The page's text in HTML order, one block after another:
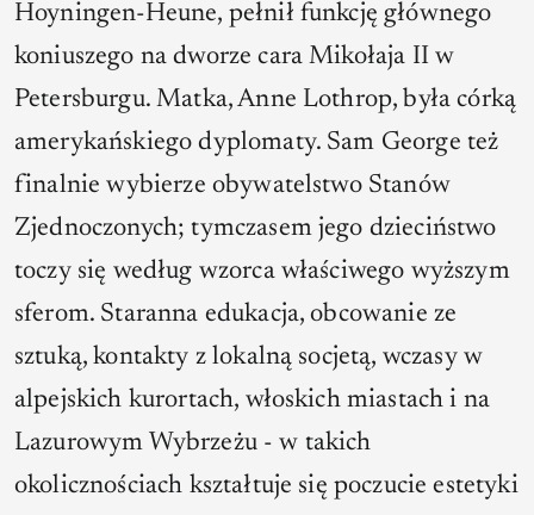
Hoyningen-Heune, pełnił funkcję głównego
koniuszego na dworze cara Mikołaja II w
Petersburgu. Matka, Anne Lothrop, była córką
amerykańskiego dyplomaty. Sam George też
finalnie wybierze obywatelstwo Stanów
Zjednoczonych; tymczasem jego dzieciństwo
toczy się według wzorca właściwego wyższym
sferom. Staranna edukacja, obcowanie ze
sztuką, kontakty z lokalną socjetą, wczasy w
alpejskich kurortach, włoskich miastach i na
Lazurowym Wybrzeżu - w takich
okolicznościach kształtuje się poczucie estetyki